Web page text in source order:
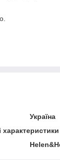
Україна